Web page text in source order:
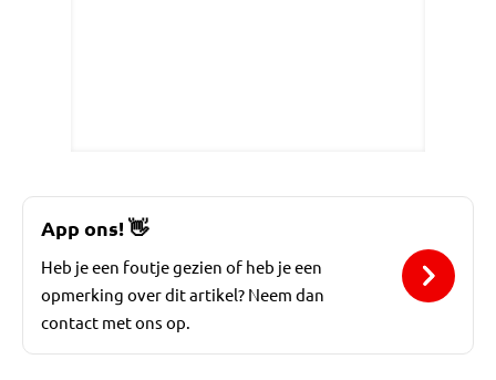
App ons!👋
Heb je een foutje gezien of heb je een
opmerking over dit artikel? Neem dan
contact met ons op.